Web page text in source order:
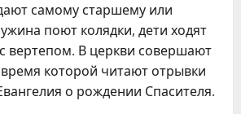
самому старшему или
поют колядки, дети ходят
вертепом. В церкви совершают
которой читают отрывки
о рождении Спасителя.